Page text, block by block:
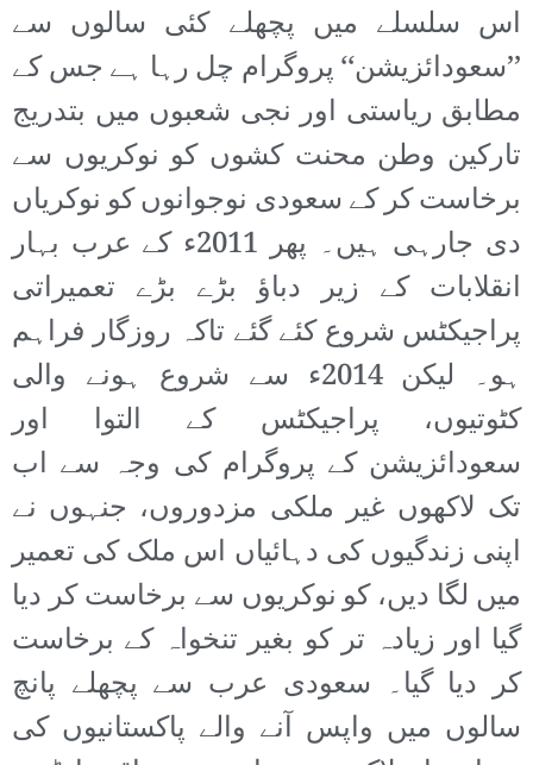
اس سلسلے میں پچھلے کئی سالوں سے
’’سعودائزیشن‘‘ پروگرام چل رہا ہے جس کے
مطابق ریاستی اور نجی شعبوں میں بتدریج
تارکین وطن محنت کشوں کو نوکریوں سے
برخاست کر کے سعودی نوجوانوں کو نوکریاں
دی جارہی ہیں۔ پھر 2011ء کے عرب بہار
انقلابات کے زیر دباؤ بڑے بڑے تعمیراتی
پراجیکٹس شروع کئے گئے تاکہ روزگار فراہم
ہو۔ لیکن 2014ء سے شروع ہونے والی
کٹوتیوں، پراجیکٹس کے التوا اور
سعودائزیشن کے پروگرام کی وجہ سے اب
تک لاکھوں غیر ملکی مزدوروں، جنہوں نے
اپنی زندگیوں کی دہائیاں اس ملک کی تعمیر
میں لگا دیں، کو نوکریوں سے برخاست کر دیا
گیا اور زیادہ تر کو بغیر تنخواہ کے برخاست
کر دیا گیا۔ سعودی عرب سے پچھلے پانچ
سالوں میں واپس آنے والے پاکستانیوں کی